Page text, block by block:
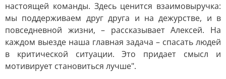
настоящей команды. Здесь ценится взаимовыручка:
мы поддерживаем друг друга и на дежурстве, и в
повседневной жизни, – рассказывает Алексей. На
каждом выезде наша главная задача – спасать людей
в критической ситуации. Это придает смысл и
мотивирует становиться лучше".